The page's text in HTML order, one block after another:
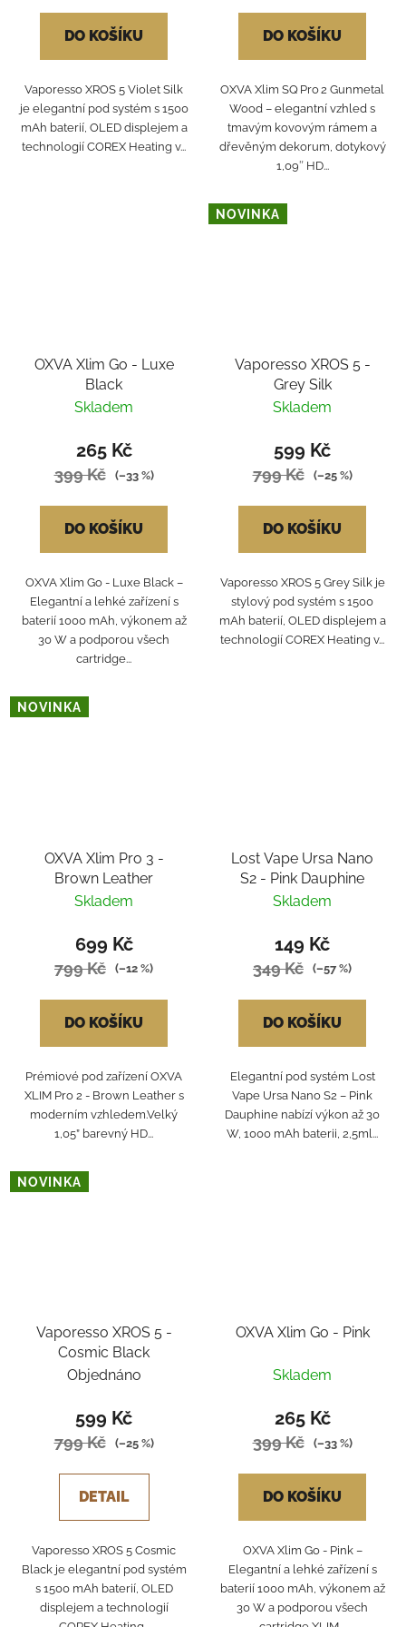
DO KOŠÍKU
Vaporesso XROS 5 Violet Silk
je elegantní pod systém s 1500
mAh baterií, OLED displejem a
technologií COREX Heating v...
DO KOŠÍKU
OXVA Xlim SQ Pro 2 Gunmetal
Wood – elegantní vzhled s
tmavým kovovým rámem a
dřevěným dekorum, dotykový
1,09″ HD...
OXVA Xlim Go - Luxe
Black
Skladem
265 Kč
399 Kč (–33 %)
DO KOŠÍKU
OXVA Xlim Go - Luxe Black –
Elegantní a lehké zařízení s
baterií 1000 mAh, výkonem až
30 W a podporou všech
cartridge...
NOVINKA
Vaporesso XROS 5 -
Grey Silk
Skladem
599 Kč
799 Kč (–25 %)
DO KOŠÍKU
Vaporesso XROS 5 Grey Silk je
stylový pod systém s 1500
mAh baterií, OLED displejem a
technologií COREX Heating v...
NOVINKA
OXVA Xlim Pro 3 -
Brown Leather
Skladem
699 Kč
799 Kč (–12 %)
DO KOŠÍKU
Prémiové pod zařízení OXVA
XLIM Pro 2 - Brown Leather s
moderním vzhledem.Velký
1,05” barevný HD...
Lost Vape Ursa Nano
S2 - Pink Dauphine
Skladem
149 Kč
349 Kč (–57 %)
DO KOŠÍKU
Elegantní pod systém Lost
Vape Ursa Nano S2 – Pink
Dauphine nabízí výkon až 30
W, 1000 mAh baterii, 2,5ml...
NOVINKA
Vaporesso XROS 5 -
Cosmic Black
Objednáno
599 Kč
799 Kč (–25 %)
DETAIL
Vaporesso XROS 5 Cosmic
Black je elegantní pod systém
s 1500 mAh baterií, OLED
displejem a technologií
OXVA Xlim Go - Pink
Skladem
265 Kč
399 Kč (–33 %)
DO KOŠÍKU
OXVA Xlim Go - Pink –
Elegantní a lehké zařízení s
baterií 1000 mAh, výkonem až
30 W a podporou všech